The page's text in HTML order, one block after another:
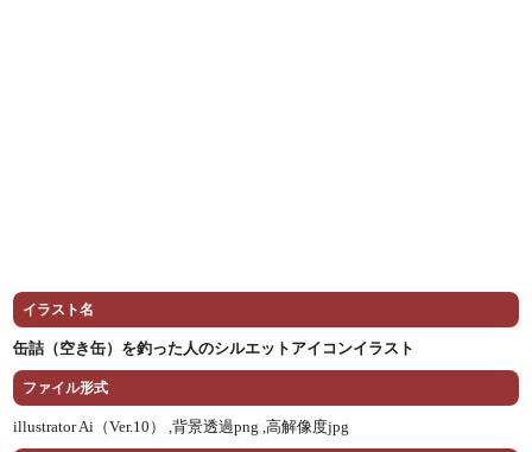
イラスト名
缶詰（空き缶）を釣った人のシルエットアイコンイラスト
ファイル形式
illustrator Ai（Ver.10） ,背景透過png ,高解像度jpg